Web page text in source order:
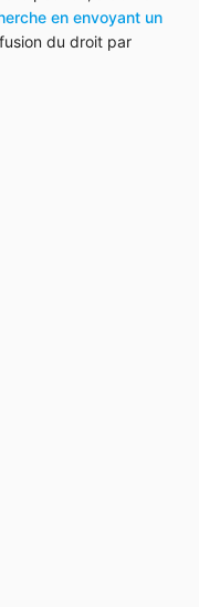
en envoyant un
du droit par